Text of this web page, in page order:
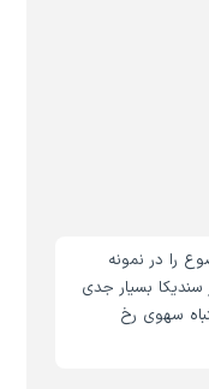
را در نمونه
بسیار جدی
سهوی رخ